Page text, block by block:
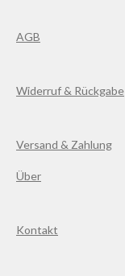
AGB
Widerruf & Rückgabe
Versand & Zahlung
Über
Kontakt